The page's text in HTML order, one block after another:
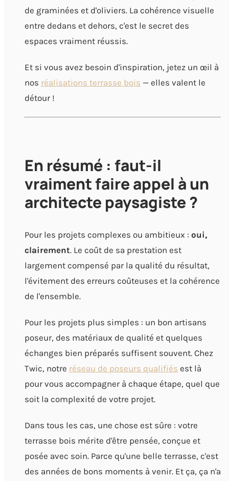
de graminées et d'oliviers. La cohérence visuelle
entre dedans et dehors, c'est le secret des
espaces vraiment réussis.
Et si vous avez besoin d'inspiration, jetez un œil à
nos réalisations terrasse bois — elles valent le
détour !
En résumé : faut-il
vraiment faire appel à un
architecte paysagiste ?
Pour les projets complexes ou ambitieux : oui,
clairement. Le coût de sa prestation est
largement compensé par la qualité du résultat,
l'évitement des erreurs coûteuses et la cohérence
de l'ensemble.
Pour les projets plus simples : un bon artisans
poseur, des matériaux de qualité et quelques
échanges bien préparés suffisent souvent. Chez
Twic, notre réseau de poseurs qualifiés est là
pour vous accompagner à chaque étape, quel que
soit la complexité de votre projet.
Dans tous les cas, une chose est sûre : votre
terrasse bois mérite d'être pensée, conçue et
posée avec soin. Parce qu'une belle terrasse, c'est
des années de bons moments à venir. Et ça, ça n'a